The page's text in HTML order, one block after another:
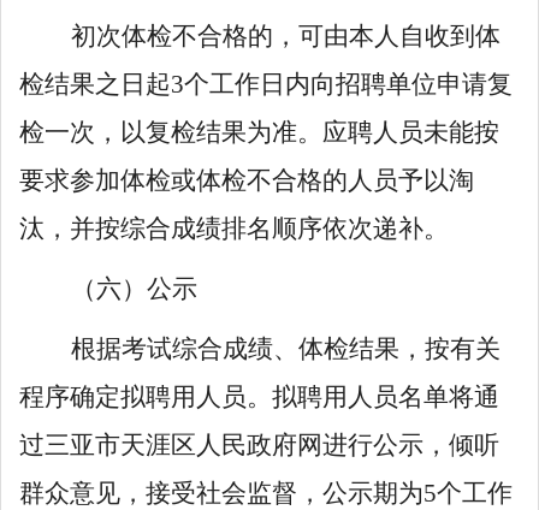
初次体检不合格的，可由本人自收到体
检结果之日起3个工作日内向招聘单位申请复
检一次，以复检结果为准。应聘人员未能按
要求参加体检或体检不合格的人员予以淘
汰，并按综合成绩排名顺序依次递补。
（六）公示
根据考试综合成绩、体检结果，按有关
程序确定拟聘用人员。拟聘用人员名单将通
过三亚市天涯区人民政府网进行公示 ，倾听
群众意见，接受社会监督，公示期为5个工作